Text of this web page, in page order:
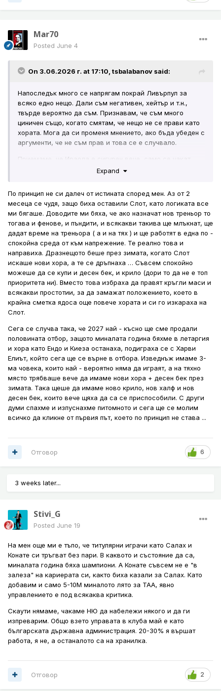
Mar70
Posted June 4
On 3.06.2026 г. at 17:10, tsbalabanov said:
Напоследък много се напрягам покрай Ливърпул за
всяко едно нещо. Дали съм негативен, хейтър и т.н.,
твърде вероятно да съм. Признавам, че съм много
циничен също, когато смятам, че нещо не се прави като
хората. Мога да си променя мнението, ако бъда убеден с
аргументи, че не съм прав и това се е случвало.
Приемаме, че Ираола е сигурен вече, само се чакат
официалното изявление и снимките. Като оставим
клуба, може и да има някакъв замисъл, който да е
отвърд простото, но почти сигурно вярното, обяснение,
че се действа на сигурно, защото Ираола не е
неизвестна величина. Другото, което, може би, е
изиграло роля за назначаването му, все си мисля, че е
работата с млади играчи. Слот не обичаше да работи с
млади играчи. Поне в Ливърпул. Уж, беше налагал
някакви 18, 19, 20-годишни във Фейенорд, ама при нас -
йок. Даже за купите почти не ги пускаше в първия си
сезон. После излезнаха слухове, че е имало разправии
между Слот и Хюз, че първият искал синиър крило, а
вторият много държал да се налага Рио. При Слот може
да се каже, че нито един млад играч не си вдигна
значително нивото, с изключение на Гравенберх през
първия сезон, но пък удари дъното през втория. И в общи
линии е това.
Зимата се взеха три негъра на 17, защитници. Взе се
Жаке на 20, взе се Керкез на 21, взе се Леони на 18,
който дори да не беше скъсал връзки, нямаше да
помирише терен, абсолютно съм убеден в това. И като
теглиш чертата, се оказва, че имаш млади играчи в
отбора, които Слот систематично показва с част от тях,
че не може да развие.
Ираола, от друга страна, има някаква история да
развива млади играчи в Борнемут. Керкез и Крупи са
пресни примери, но и Хойсен в това число. Може би ще
се очаква от него да използва и развива младите
И ако направим една крачка назад и погледнем
преувеличение. Само ще изброя играчите, които ще си
тръгнат след година. Алисон, Гомес, Цимикас и Ван
защита това лято и ще ги оставим всички тия за още
един сезон, то в следващия ще трябва да ги заменим.
Нека погледнем какво става с играчите, които ще
напуснат след 2 сезона, ако не преподпишат - Собослай
и Мак Алистър. Тоест имаме 6 човека общо, които ще
напуснат до максимум 2 сезона, като реалистично ще
Собослай.
Това е брутално. Мозъчният тръст е начело на клуба от 2
сезона и половина и отново сме в ситуацията от лятото
+ защитник. Не мога да повярвам, че отново ще правим
същото нещо. Даже почва да ми мирише на същата
ситуация като с Белингам тогава, когато се пишеше
колко го искаме и тн., но с оглед на това, че ни трябваще
Expand
По принцип не си далеч от истината според мен. Аз от 2
месеца се чудя, защо биха оставили Слот, като логиката все
ми бягаше. Доводите ми бяха, че ако назначат нов треньор то
тогава и фенове, и пъндити, и всякакви такива ще млъкнат, ще
дадат време на треньора ( а и на тях ) и ще работят в една по -
спокойна среда от към напрежение. Те реално това и
направиха. Дразнещото беше през зимата, когато Слот
искаше нови хора, а те се дръпнаха … Съвсем спокойно
можеше да се купи и десен бек, и крило (дори то да не е топ
приоритета ни). Вместо това избраха да правят кръгли маси и
всякакви простотии, за да замажат положението, което в
крайна сметка ядоса още повече хората и си го изкараха на
Слот.
Сега се случва така, че 2027 най - късно ще сме продали
половината отбор, защото миналата година бяхме в летаргия
и хора като Ендо и Киеза останаха, подиграха се с Харви
Елиът, който сега ще се върне в отбора. Изведнъж имаме 3-
ма човека, които най - вероятно няма да играят, а на тяхно
място трябваше вече да имаме нови хора + десен бек през
зимата. Така щеше да имаме ново крило, нов халф и нов
десен бек, които вече щяха да са се приспособили. С други
думи спахме и изпуснахме питомното и сега ще се молим
всичко да кликне от първия път, което по принцип не става ...
6
Отговор
3 weeks later...
Stivi_G
Posted June 19
На мен още ми е тъпо, че титулярни играчи като Салах и
Конате си тръгват без пари. В каквото и състояние да са,
миналата година бяха шампиони. А Конате съвсем не е "в
залеза" на кариерата си, както биха казали за Салах. Като
добавим и само 5-10М миналото лято за ТАА, явно
управлението е под всякаква критика.
Скаути нямаме, чакаме НЮ да набележи някого и да ги
изпреварим. Общо взето управата в клуба май е като
българската държавна администрация. 20-30% я вършат
работа, я не, а останалото са на хранилка.
2
Отговор